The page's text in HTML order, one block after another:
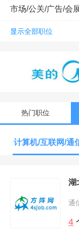
市场/公关/广告/会
显示全部职位
热门职位
计算机/互联网/通
湖
通
4